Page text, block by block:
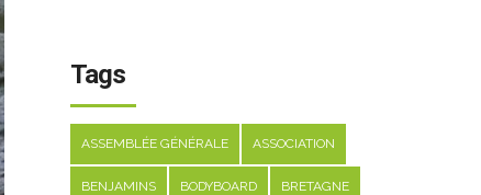
Tags
ASSEMBLÉE GÉNÉRALE ASSOCIATION
BENJAMINS BODYBOARD BRETAGNE